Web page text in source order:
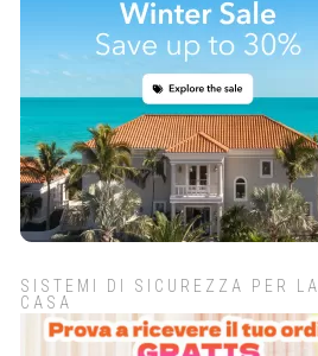
SISTEMI DI SICUREZZA PER LA
CASA